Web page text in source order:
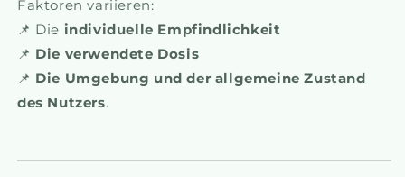
Faktoren variieren:
📌 Die individuelle Empfindlichkeit
📌 Die verwendete Dosis
📌 Die Umgebung und der allgemeine Zustand
des Nutzers.